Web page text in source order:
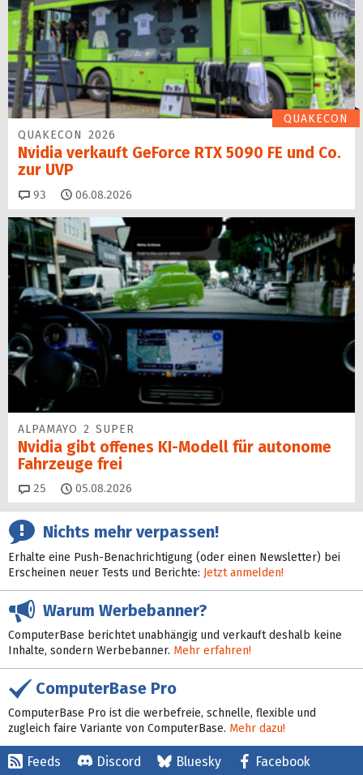
QUAKECON
QUAKECON 2026
Nvidia verkauft GeForce RTX 5090 FE und Co.
zur UVP
93 Kommentare
06.08.2026
ALPAMAYO 2 SUPER
Nvidia gibt offenes KI-Modell für autonome
Fahrzeuge frei
25 Kommentare
05.08.2026
Nichts mehr verpassen!
Erhalte eine Push-Benachrichtigung (oder einen Newsletter) bei
Erscheinen neuer Tests und Berichte: Jetzt anmelden!
Warum Werbebanner?
ComputerBase berichtet unabhängig und verkauft deshalb keine
Inhalte, sondern Werbebanner. Mehr erfahren!
ComputerBase Pro
ComputerBase Pro ist die werbefreie, schnelle, flexible und
zugleich faire Variante von ComputerBase. Mehr dazu!
Feeds Discord Bluesky Facebook